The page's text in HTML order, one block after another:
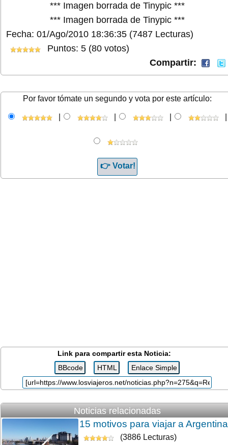
*** Imagen borrada de Tinypic ***
*** Imagen borrada de Tinypic ***
Fecha: 01/Ago/2010 18:36:35 (7487 Lecturas)
Puntos: 5 (80 votos)
Compartir:
Por favor tómate un segundo y vota por este artículo:
Link para compartir esta Noticia:
Noticias relacionadas
15 motivos para viajar a Argentina
(3886 Lecturas)